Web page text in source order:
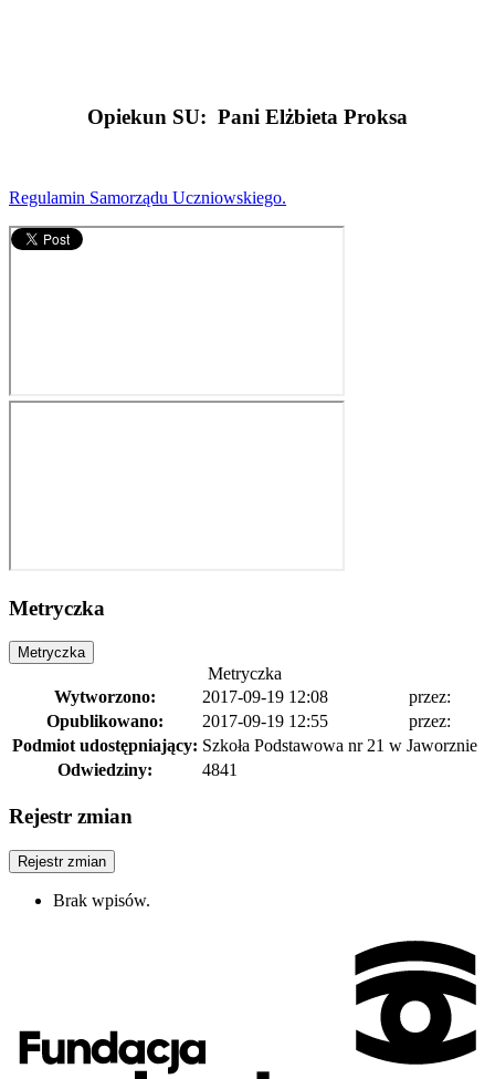
Opiekun SU: Pani Elżbieta Proksa
Regulamin Samorządu Uczniowskiego.
Metryczka
Metryczka
Metryczka
Wytworzono:
2017-09-19 12:08
przez:
Opublikowano:
2017-09-19 12:55
przez:
Podmiot udostępniający: Szkoła Podstawowa nr 21 w Jaworznie
Odwiedziny:
4841
Rejestr zmian
Rejestr zmian
Brak wpisów.